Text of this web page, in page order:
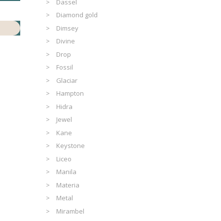
Dassel
Diamond gold
Dimsey
Divine
Drop
Fossil
Glaciar
Hampton
Hidra
Jewel
Kane
Keystone
Liceo
Manila
Materia
Metal
Mirambel